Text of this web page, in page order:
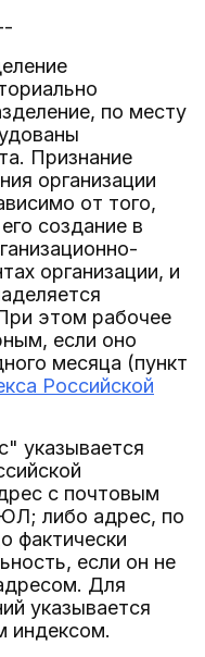
по месту
Признание
организации
от того,
создание в
организации, и
этом рабочее
если оно
месяца (пункт
Российской
указывается
с почтовым
либо адрес, по
фактически
если он не
Для
указывается
индексом.